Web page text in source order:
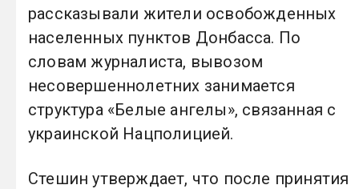
рассказывали жители освобожденных
населенных пунктов Донбасса. По
словам журналиста, вывозом
несовершеннолетних занимается
структура «Белые ангелы», связанная с
украинской Нацполицией.
Стешин утверждает, что после принятия